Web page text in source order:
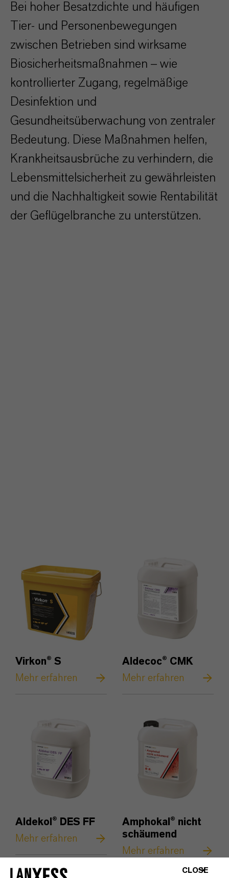
Bei hoher Besatzdichte und häufigen
Tier- und Personenbewegungen
zwischen Betrieben sind wirksame
Biosicherheitsmaßnahmen – wie
kontrollierter Zugang, regelmäßige
Desinfektion und
Gesundheitsüberwachung von zentraler
Bedeutung. Diese Maßnahmen helfen,
Krankheitsausbrüche zu verhindern, die
Lebensmittelsicherheit zu gewährleisten
und die Nachhaltigkeit sowie Rentabilität
der Geflügelbranche zu unterstützen.
Virkon® S
Mehr erfahren
Aldekol® DES FF
Mehr erfahren
Aldecoc® CMK
Mehr erfahren
Amphokal® nicht
schäumend
Mehr erfahren
CLOSE